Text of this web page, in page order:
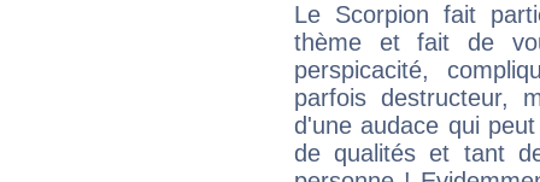
Le Scorpion fait
thème et fait de
perspicacité,
parfois destructeur,
d'une audace qui
de qualités et tant